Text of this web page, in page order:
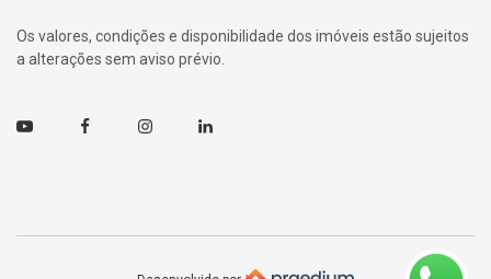
Os valores, condições e disponibilidade dos imóveis estão sujeitos
a alterações sem aviso prévio.
Youtube FacebookInstagramLinkedin